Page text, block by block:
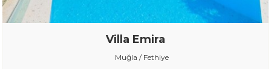
Villa Emira
Muğla / Fethiye